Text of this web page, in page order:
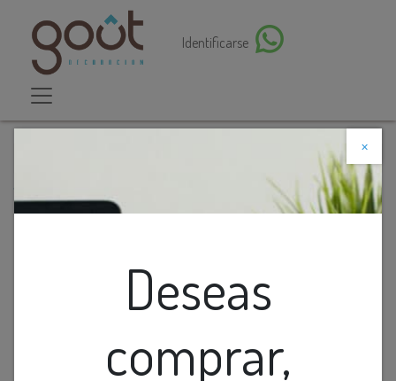
Identificarse
×
Deseas
comprar,
Descuento web
Lamp. Colg. 1L E27 Alum. 20X30Cm Matt